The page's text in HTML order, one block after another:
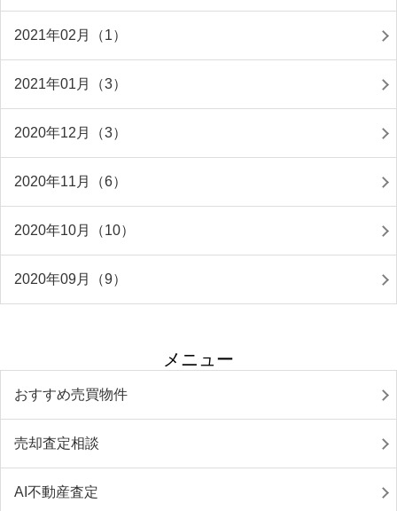
2021年02月（1）
2021年01月（3）
2020年12月（3）
2020年11月（6）
2020年10月（10）
2020年09月（9）
メニュー
おすすめ売買物件
売却査定相談
AI不動産査定